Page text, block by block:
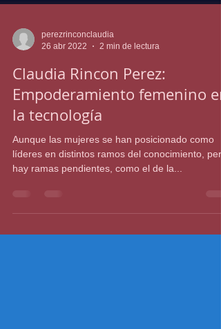
perezrinconclaudia
26 abr 2022
2 min de lectura
Claudia Rincon Perez:
Empoderamiento femenino en
la tecnología
hay ramas pendientes, como el de la...